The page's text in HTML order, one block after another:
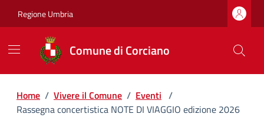
Regione Umbria
Comune di Corciano
Home / Vivere il Comune / Eventi /
Rassegna concertistica NOTE DI VIAGGIO edizione 2026